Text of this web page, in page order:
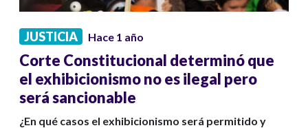
JUSTICIA Hace 1 año
Corte Constitucional determinó que
el exhibicionismo no es ilegal pero
será sancionable
¿En qué casos el exhibicionismo será permitido y